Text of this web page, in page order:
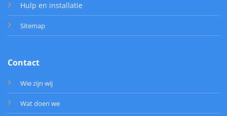
Hulp en installatie
Sitemap
Contact
Wie zijn wij
Wat doen we